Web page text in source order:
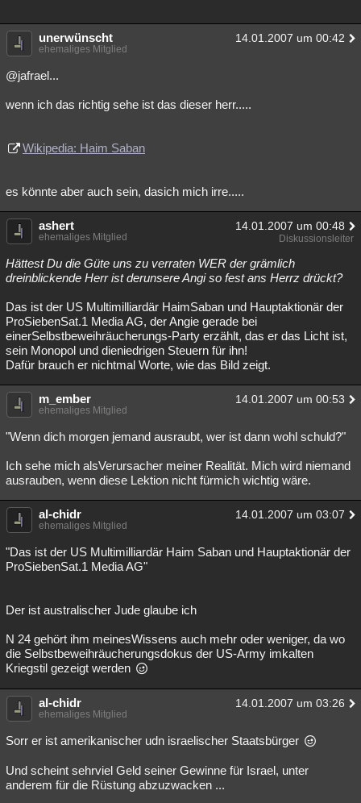
unerwünscht 14.01.2007 um 00:42
ehemaliges Mitglied
@jafrael...
wenn ich das richtig sehe ist das dieser herr.....
Wikipedia: Haim Saban
es könnte aber auch sein, dasich mich irre.....
ashert 14.01.2007 um 00:48
ehemaliges Mitglied Diskussionsleiter
Hättest Du die Güte uns zu verraten WER der grämlich
dreinblickende Herr ist derunsere Angi so fest ans Herrz drückt?
Das ist der US Multimilliardär HaimSaban und Hauptaktionär der
ProSiebenSat.1 Media AG, der Angie gerade bei
einerSelbstbeweihräucherungs-Party erzählt, das er das Licht ist,
sein Monopol und dieniedrigen Steuern für ihn!
Dafür brauch er nichtmal Worte, wie das Bild zeigt.
m_ember 14.01.2007 um 00:53
ehemaliges Mitglied
"Wenn dich morgen jemand ausraubt, wer ist dann wohl schuld?"
Ich sehe mich alsVerursacher meiner Realität. Mich wird niemand
ausrauben, wenn diese Lektion nicht fürmich wichtig wäre.
al-chidr 14.01.2007 um 03:07
ehemaliges Mitglied
"Das ist der US Multimilliardär Haim Saban und Hauptaktionär der
ProSiebenSat.1 Media AG"
Der ist australischer Jude glaube ich
N 24 gehört ihm meinesWissens auch mehr oder weniger, da wo
die Selbstbeweihräucherungsdokus der US-Army imkalten
Kriegstil gezeigt werden
al-chidr 14.01.2007 um 03:26
ehemaliges Mitglied
Sorr er ist amerikanischer udn israelischer Staatsbürger
Und scheint sehrviel Geld seiner Gewinne für Israel, unter
anderem für die Rüstung abzuzwacken ...